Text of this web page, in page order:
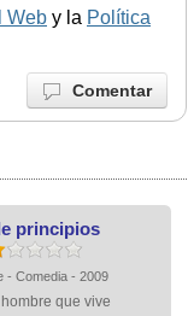
Web y la Política
Comentar
principios
- Comedia - 2009
que vive